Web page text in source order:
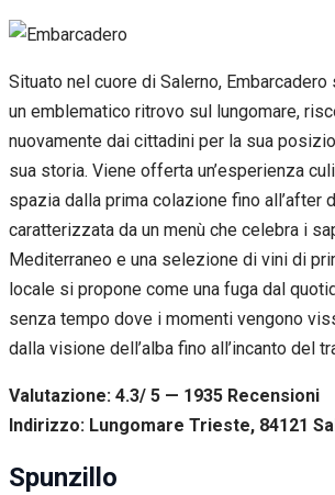
Situato nel cuore di Salerno,
un emblematico ritrovo sul lungomare,
nuovamente dai cittadini per la sua
sua storia. Viene offerta un’esperienza
spazia dalla prima colazione fino all’after
caratterizzata da un menù che celebra i
Mediterraneo e una selezione di vini di
locale si propone come una fuga dal
senza tempo dove i momenti vengono
dalla visione dell’alba fino all’incanto del
Valutazione: 4.3/ 5 — 1935 Recensioni
Indirizzo: Lungomare Trieste, 84121
Spunzillo